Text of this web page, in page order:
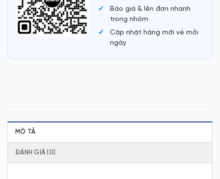
Báo giá & lên đơn nhanh
trong nhóm
Cập nhật hàng mới về mỗi
ngày
MÔ TẢ
ĐÁNH GIÁ (0)